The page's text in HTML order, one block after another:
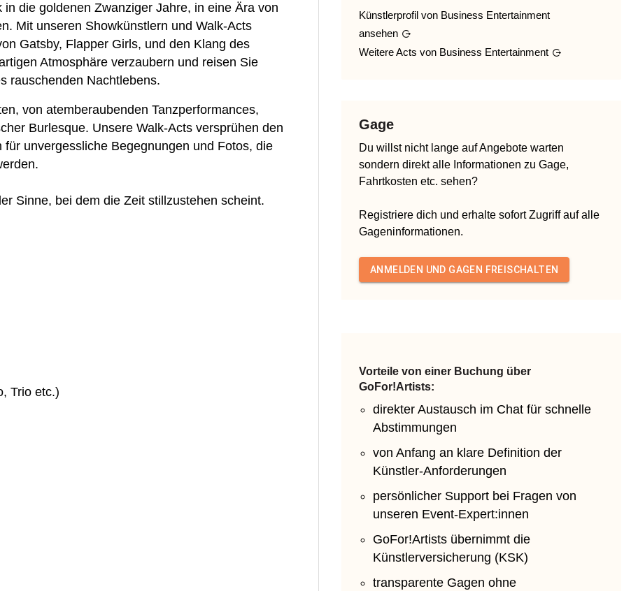
die goldenen Zwanziger Jahre, in eine Ära von
Mit unseren Showkünstlern und Walk-Acts
Gatsby, Flapper Girls, und den Klang des
Atmosphäre verzaubern und reisen Sie
rauschenden Nachtlebens.
von atemberaubenden Tanzperformances,
Burlesque. Unsere Walk-Acts versprühen den
unvergessliche Begegnungen und Fotos, die
Sinne, bei dem die Zeit stillzustehen scheint.
Trio etc.)
Künstlerprofil von Business Entertainment
ansehen
Weitere Acts von Business Entertainment
Gage
Du willst nicht lange auf Angebote warten
sondern direkt alle Informationen zu Gage,
Fahrtkosten etc. sehen?
Registriere dich und erhalte sofort Zugriff auf alle
Gageninformationen.
ANMELDEN UND GAGEN FREISCHALTEN
Vorteile von einer Buchung über
GoFor!Artists:
direkter Austausch im Chat für schnelle
Abstimmungen
von Anfang an klare Definition der
Künstler-Anforderungen
persönlicher Support bei Fragen von
unseren Event-Expert:innen
GoFor!Artists übernimmt die
Künstlerversicherung (KSK)
transparente Gagen ohne